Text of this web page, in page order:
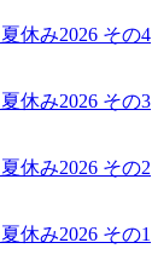
休み2026 その4
休み2026 その3
休み2026 その2
休み2026 その1